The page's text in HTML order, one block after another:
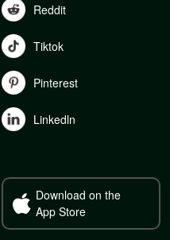
Reddit
Tiktok
Pinterest
Linkedln
Download on the
App Store